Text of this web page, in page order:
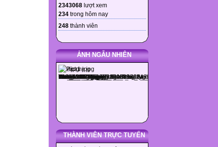
2343068 lượt xem
234 trong hôm nay
248 thành viên
ẢNH NGẪU NHIÊN
THÀNH VIÊN TRỰC TUYẾN